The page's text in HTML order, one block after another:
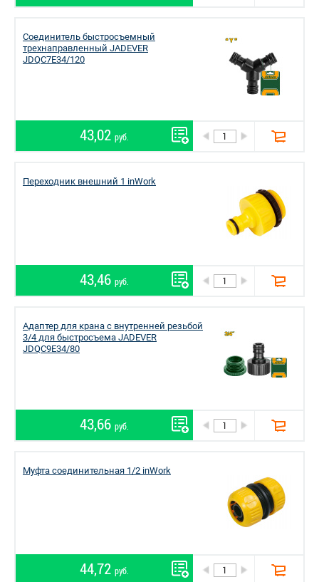
Соединитель быстросъемный
трехнаправленный JADEVER
JDQC7E34/120
43,02 руб.
Переходник внешний 1 inWork
43,46 руб.
Адаптер для крана с внутренней резьбой
3/4 для быстросъема JADEVER
JDQC9E34/80
43,66 руб.
Муфта соединительная 1/2 inWork
44,72 руб.